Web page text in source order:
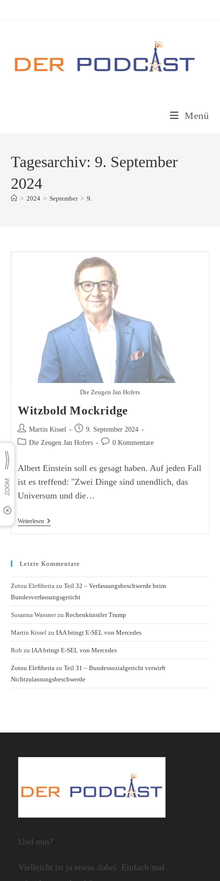
Menü
Tagesarchiv: 9. September
2024
> 2024 > September > 9.
Die Zeugen Jan Hofers
Witzbold Mockridge
Beitrags-
Autor:
Martin Kissel
Beitrag
veröffentlicht:
9. September 2024
Beitrags-
Die Zeugen Jan Hofers
Beitrags-0 Kommentare
Albert Einstein soll es gesagt haben. Auf jeden Fall
ist es treffend: "Zwei Dinge sind unendlich, das
Universum und die…
WeiterlesenWitzbold
Letzte Kommentare
Zotou Eleftheria zuTeil 32 – Verfassungsbeschwerde beim
Bundesverfassungsgericht
Susanna WassnerzuRechenkünstler Trump
Martin Kissel zuIAA bringt E-SEL von Mercedes
Rob zuIAA bringt E-SEL von Mercedes
Zotou Eleftheria zuTeil 31 – Bundessozialgericht verwirft
Nichtzulassungsbeschwerde
Und nun?
Vielleicht ist ja etwas dabei. Einfach mal